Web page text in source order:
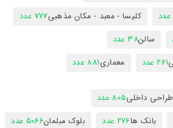
کلیسا - معبد - مکان مذهبی777 عدد
سالن38 عدد
261 عدد معماری881 عدد
طراحی داخلی805 عدد
بانک ها276 عدد بلوک مبلمان5066 عدد